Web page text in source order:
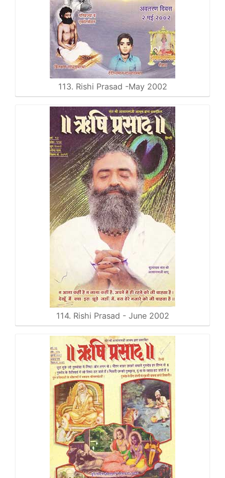
113. Rishi Prasad -May 2002
114. Rishi Prasad - June 2002